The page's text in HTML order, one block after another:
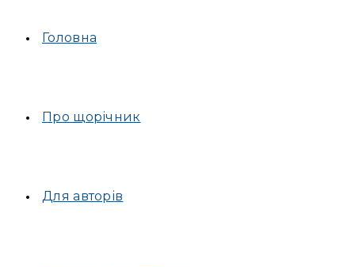
Головна
Про щорічник
Для авторів